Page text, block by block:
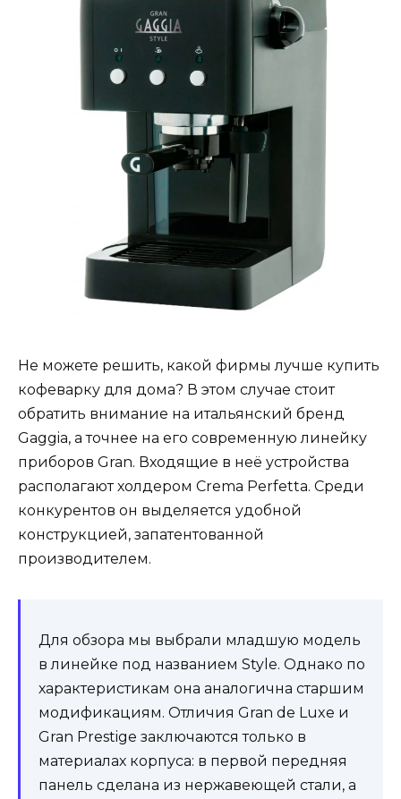
Не можете решить, какой фирмы лучше купить
кофеварку для дома? В этом случае стоит
обратить внимание на итальянский бренд
Gaggia, а точнее на его современную линейку
приборов Gran. Входящие в неё устройства
располагают холдером Crema Perfetta. Среди
конкурентов он выделяется удобной
конструкцией, запатентованной
производителем.
Для обзора мы выбрали младшую модель
в линейке под названием Style. Однако по
характеристикам она аналогична старшим
модификациям. Отличия Gran de Luxe и
Gran Prestige заключаются только в
материалах корпуса: в первой передняя
панель сделана из нержавеющей стали, а